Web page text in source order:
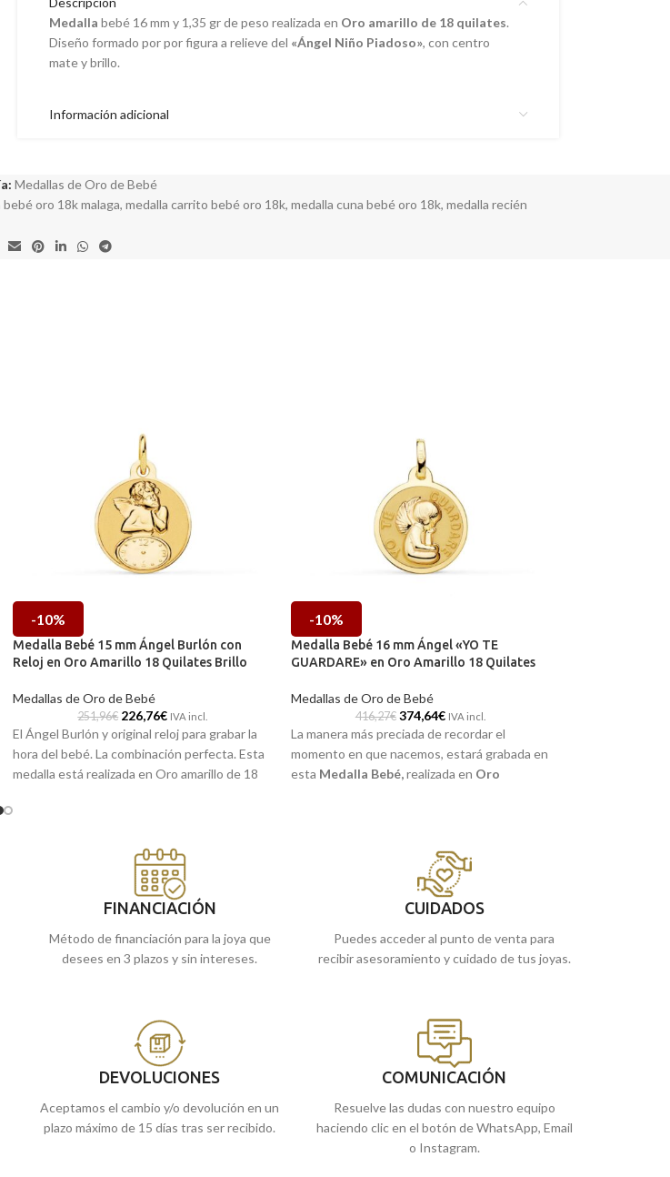
Medalla bebé 16 mm y 1,35 gr de peso realizada en Oro amarillo de 18 quilates.
Diseño formado por por figura a relieve del «Ángel Niño Piadoso», con centro
mate y brillo.
Información adicional
Medallas de Oro de Bebé
bebé oro 18k malaga, medalla carrito bebé oro 18k, medalla cuna bebé oro 18k, medalla recién
-10%
Medalla Bebé 15 mm Ángel Burlón con
Reloj en Oro Amarillo 18 Quilates Brillo
Medallas de Oro de Bebé
251,96€ 226,76€ IVA incl.
El Ángel Burlón y original reloj para grabar la
hora del bebé. La combinación perfecta. Esta
medalla está realizada en Oro amarillo de 18
-10%
Medalla Bebé 16 mm Ángel «YO TE
GUARDARE» en Oro Amarillo 18 Quilates
Medallas de Oro de Bebé
416,27€ 374,64€ IVA incl.
La manera más preciada de recordar el
momento en que nacemos, estará grabada en
esta Medalla Bebé,realizada en Oro
de Málaga y Melilla, o comprarla online y te
FINANCIACIÓN
Método de financiación para la joya que
desees en 3 plazos y sin intereses.
CUIDADOS
Puedes acceder al punto de venta para
recibir asesoramiento y cuidado de tus joyas.
DEVOLUCIONES
Aceptamos el cambio y/o devolución en un
plazo máximo de 15 días tras ser recibido.
COMUNICACIÓN
Resuelve las dudas con nuestro equipo
haciendo clic en el botón de WhatsApp, Email
o Instagram.